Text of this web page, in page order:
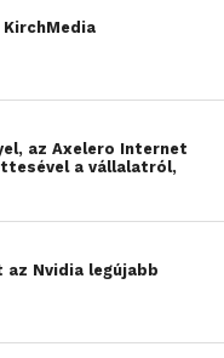
KirchMedia
az Axelero Internet
a vállalatról,
az Nvidia legújabb